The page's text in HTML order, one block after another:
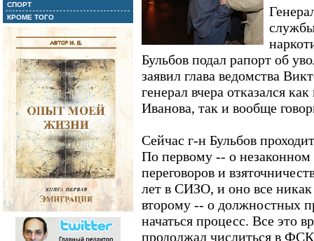
СПОРТ
КРОМЕ ТОГО
Бульбов подал рапорт об
заявил глава ведомства
генерал вчера отказался
Иванова, так и вообще
Сейчас г-н Бульбов
По первому -- о
переговоров и
лет в СИЗО, и оно все
второму -- о должностных
начаться процесс. Все это
продолжал числиться в